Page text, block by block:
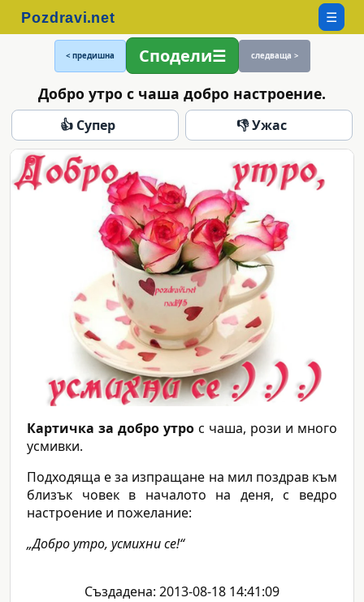
☰
< предишна Сподели следваща >
Добро утро с чаша добро настроение.
👍 Супер 👎 Ужас
Картичка за добро утро с чаша, рози и много
усмивки.
Подходяща е за изпращане на мил поздрав към
близък човек в началото на деня, с ведро
настроение и пожелание:
„Добро утро, усмихни се!“
Създадена: 2013-08-18 14:41:09